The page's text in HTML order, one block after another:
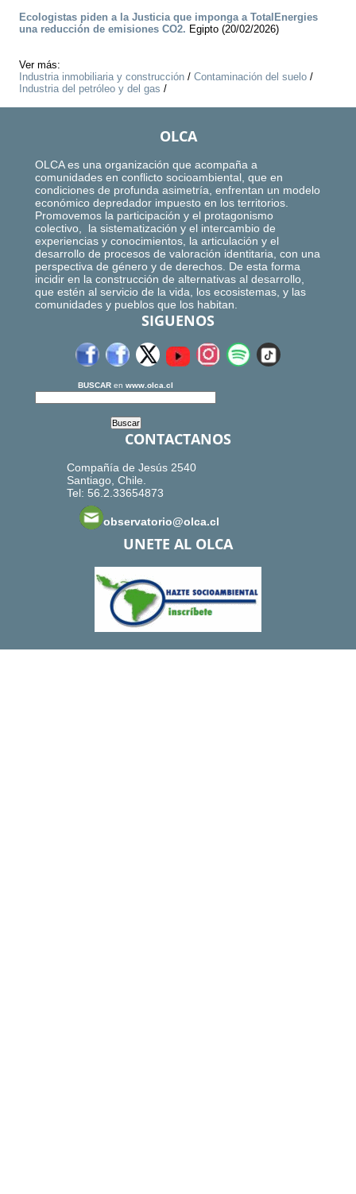
Ecologistas piden a la Justicia que imponga a TotalEnergies
una reducción de emisiones CO2. Egipto (20/02/2026)
Ver más:
Industria inmobiliaria y construcción / Contaminación del suelo /
Industria del petróleo y del gas /
OLCA
OLCA es una organización que acompaña a
comunidades en conflicto socioambiental, que en
condiciones de profunda asimetría, enfrentan un modelo
económico depredador impuesto en los territorios.
Promovemos la participación y el protagonismo
colectivo, la sistematización y el intercambio de
experiencias y conocimientos, la articulación y el
desarrollo de procesos de valoración identitaria, con una
perspectiva de género y de derechos. De esta forma
incidir en la construcción de alternativas al desarrollo,
que estén al servicio de la vida, los ecosistemas, y las
comunidades y pueblos que los habitan.
SIGUENOS
BUSCAR en www.olca.cl
CONTACTANOS
Compañía de Jesús 2540
Santiago, Chile.
Tel: 56.2.33654873
observatorio@olca.cl
UNETE AL OLCA